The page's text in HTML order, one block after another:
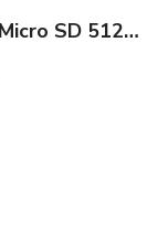
Carte Micro SD 512 Go